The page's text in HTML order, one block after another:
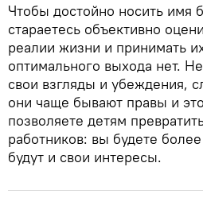
Чтобы достойно носить имя
стараетесь объективно
реалии жизни и принимать
оптимального выхода нет.
свои взгляды и убеждения,
они чаще бывают правы и
позволяете детям
работников: вы будете
будут и свои интересы.